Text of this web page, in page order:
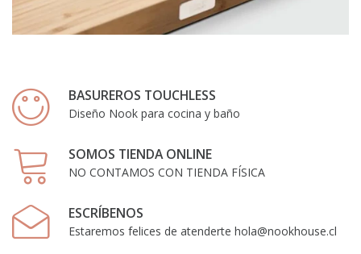
BASUREROS TOUCHLESS
Diseño Nook para cocina y baño
SOMOS TIENDA ONLINE
NO CONTAMOS CON TIENDA FÍSICA
ESCRÍBENOS
Estaremos felices de atenderte hola@nookhouse.cl